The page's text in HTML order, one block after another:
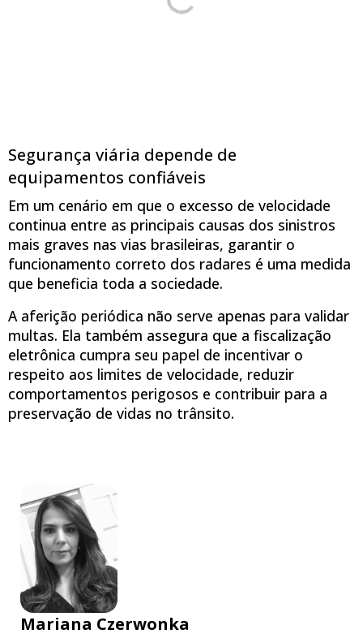
Segurança viária depende de
equipamentos confiáveis
Em um cenário em que o excesso de velocidade
continua entre as principais causas dos sinistros
mais graves nas vias brasileiras, garantir o
funcionamento correto dos radares é uma medida
que beneficia toda a sociedade.
A aferição periódica não serve apenas para validar
multas. Ela também assegura que a fiscalização
eletrônica cumpra seu papel de incentivar o
respeito aos limites de velocidade, reduzir
comportamentos perigosos e contribuir para a
preservação de vidas no trânsito.
Mariana Czerwonka